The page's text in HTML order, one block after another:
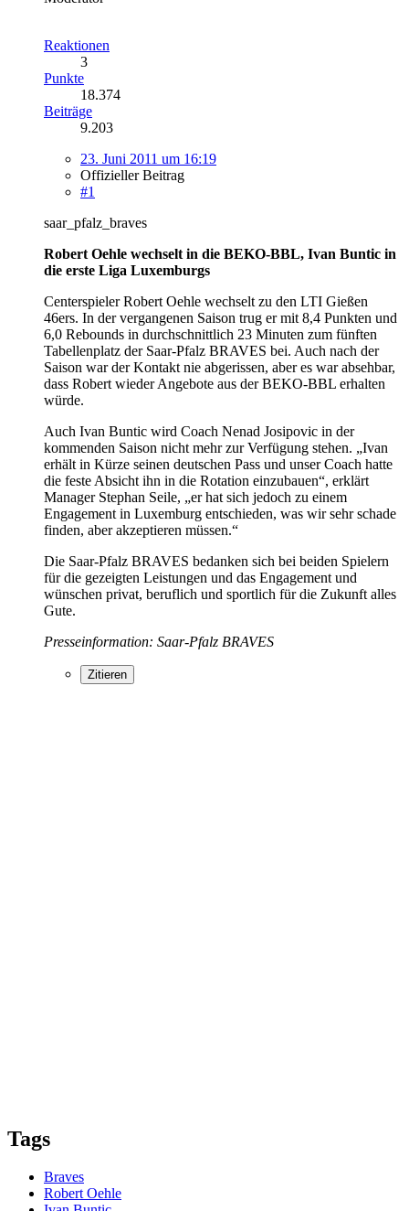
Reaktionen
3
Punkte
18.374
Beiträge
9.203
23. Juni 2011 um 16:19
Offizieller Beitrag
#1
saar_pfalz_braves
Robert Oehle wechselt in die BEKO-BBL, Ivan Buntic in
die erste Liga Luxemburgs
Centerspieler Robert Oehle wechselt zu den LTI Gießen
46ers. In der vergangenen Saison trug er mit 8,4 Punkten und
6,0 Rebounds in durchschnittlich 23 Minuten zum fünften
Tabellenplatz der Saar-Pfalz BRAVES bei. Auch nach der
Saison war der Kontakt nie abgerissen, aber es war absehbar,
dass Robert wieder Angebote aus der BEKO-BBL erhalten
würde.
Auch Ivan Buntic wird Coach Nenad Josipovic in der
kommenden Saison nicht mehr zur Verfügung stehen. „Ivan
erhält in Kürze seinen deutschen Pass und unser Coach hatte
die feste Absicht ihn in die Rotation einzubauen“, erklärt
Manager Stephan Seile, „er hat sich jedoch zu einem
Engagement in Luxemburg entschieden, was wir sehr schade
finden, aber akzeptieren müssen.“
Die Saar-Pfalz BRAVES bedanken sich bei beiden Spielern
für die gezeigten Leistungen und das Engagement und
wünschen privat, beruflich und sportlich für die Zukunft alles
Gute.
Presseinformation: Saar-Pfalz BRAVES
Zitieren
Tags
Braves
Robert Oehle